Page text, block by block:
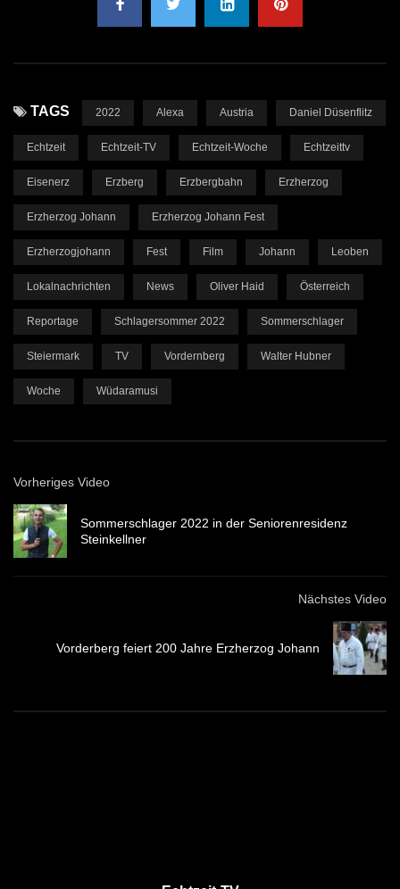
TAGS 2022 Alexa Austria Daniel Düsenflitz
Echtzeit Echtzeit-TV Echtzeit-Woche Echtzeittv
Eisenerz Erzberg Erzbergbahn Erzherzog
Erzherzog Johann Erzherzog Johann Fest
Erzherzogjohann Fest Film Johann Leoben
Lokalnachrichten News Oliver Haid Österreich
Reportage Schlagersommer 2022 Sommerschlager
Steiermark TV Vordernberg Walter Hubner
Woche Wüdaramusi
Vorheriges Video
Sommerschlager 2022 in der Seniorenresidenz
Steinkellner
Nächstes Video
Vorderberg feiert 200 Jahre Erzherzog Johann